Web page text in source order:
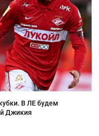
В ЛЕ будем
Джикия